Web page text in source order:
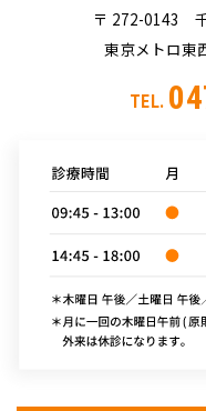
〒 272-0143
東京メトロ東
TEL.